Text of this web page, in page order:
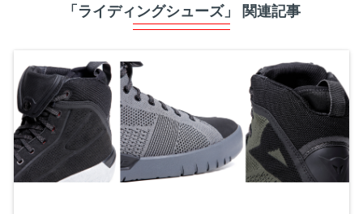
「ライディングシューズ」 関連記事